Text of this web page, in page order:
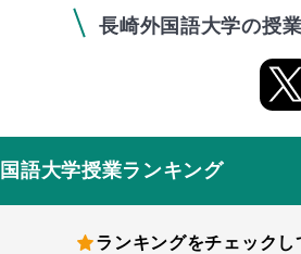
長崎外国語大学の授
語大学授業ランキング
ランキングをチェックし